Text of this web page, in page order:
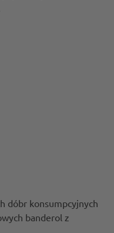
dóbr konsumpcyjnych
banderol z